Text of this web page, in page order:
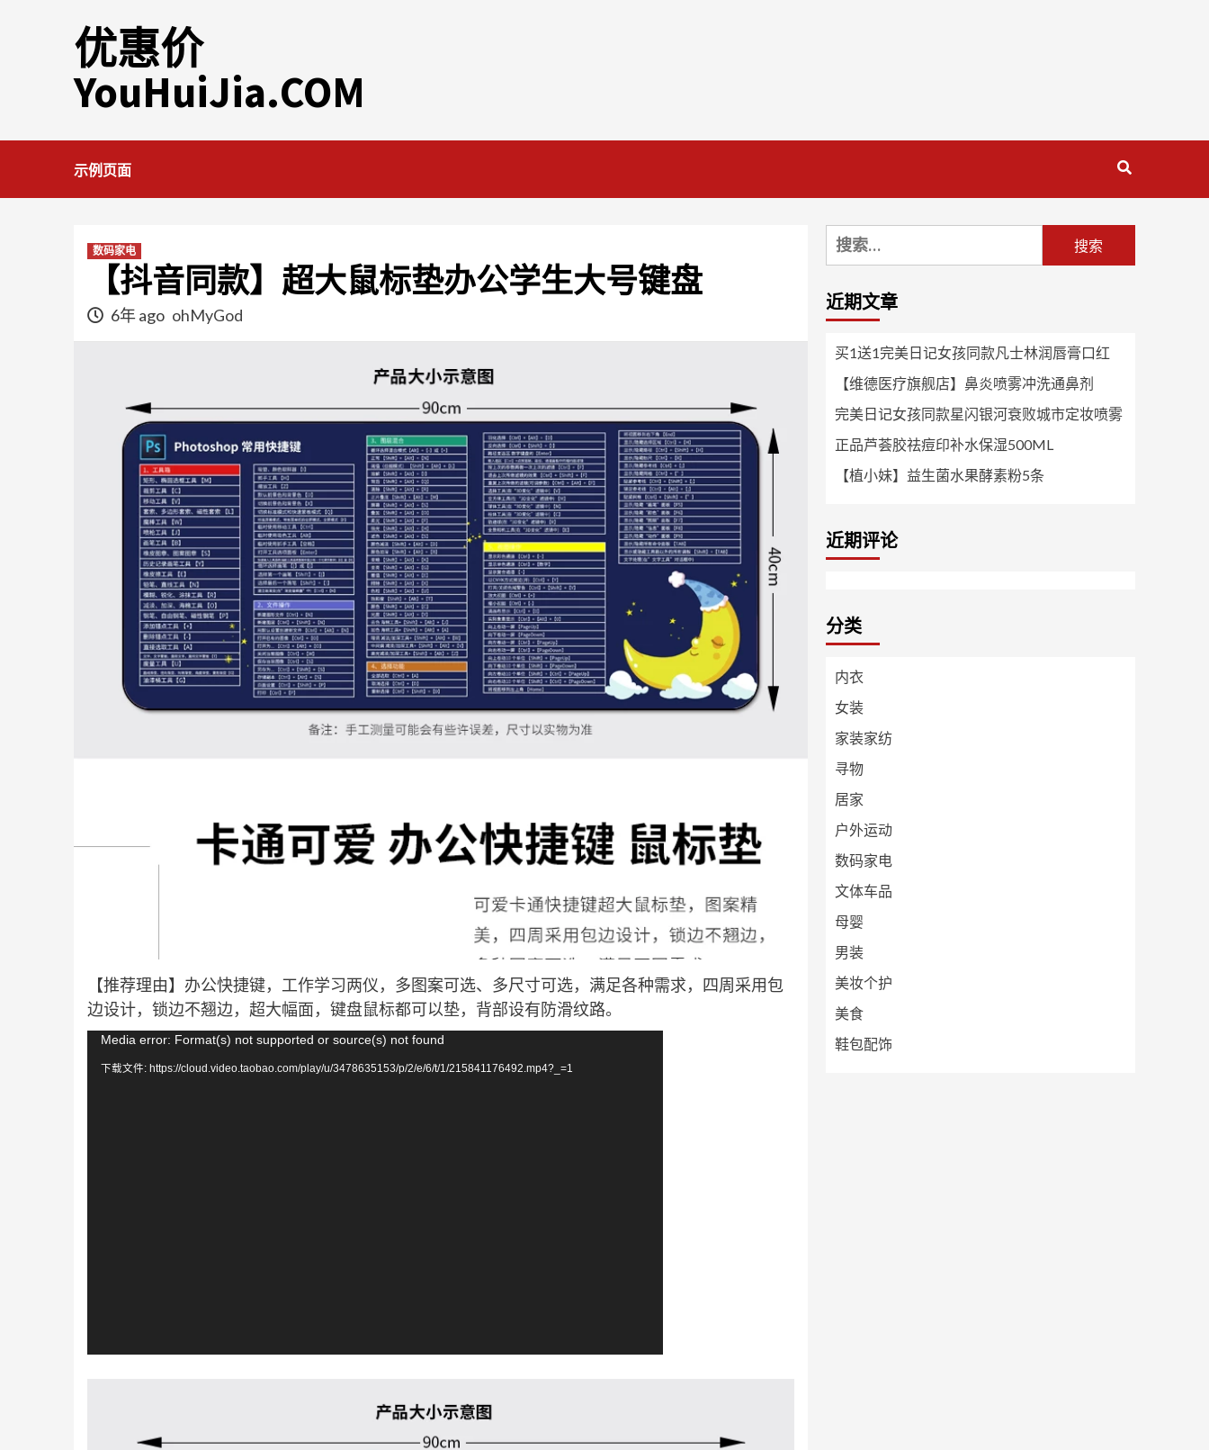
优惠价
YouHuiJia.COM
示例页面
数码家电
【抖音同款】超大鼠标垫办公学生大号键盘
6年 ago ohMyGod
【推荐理由】办公快捷键，工作学习两仪，多图案可选、多尺寸可选，满足各种需求，四周采用包
边设计，锁边不翘边，超大幅面，键盘鼠标都可以垫，背部设有防滑纹路。
视
频
Media error: Format(s) not supported or source(s) not found
下载文件: https://cloud.video.taobao.com/play/u/3478635153/p/2/e/6/t/1/215841176492.mp4?_=1
搜
索：
近期文章
买1送1完美日记女孩同款凡士林润唇膏口红
【维德医疗旗舰店】鼻炎喷雾冲洗通鼻剂
完美日记女孩同款星闪银河衰败城市定妆喷雾
正品芦荟胶祛痘印补水保湿500ML
【植小妹】益生菌水果酵素粉5条
近期评论
分类
内衣
女装
家装家纺
寻物
居家
户外运动
数码家电
文体车品
母婴
男装
美妆个护
美食
鞋包配饰